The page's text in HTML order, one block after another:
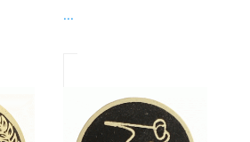
...